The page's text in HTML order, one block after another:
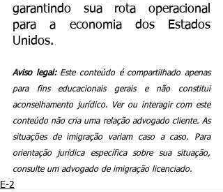
garantindo sua rota operacional
para a economia dos Estados
Unidos.
Aviso legal: Este conteúdo é compartilhado apenas
para fins educacionais gerais e não constitui
aconselhamento jurídico. Ver ou interagir com este
conteúdo não cria uma relação advogado cliente. As
situações de imigração variam caso a caso. Para
orientação jurídica específica sobre sua situação,
consulte um advogado de imigração licenciado.
E-2